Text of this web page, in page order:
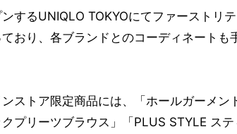
するUNIQLO TOKYOにてファーストリ
おり、各ブランドとのコーディネートも
ストア限定商品には、「ホールガーメン
プリーツブラウス」「PLUS STYLE ス